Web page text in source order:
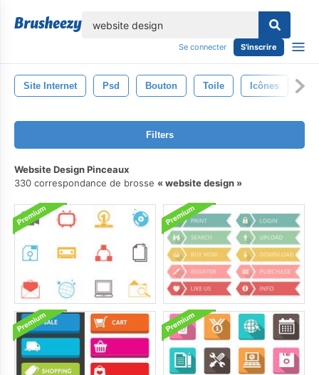
Se connecter S'inscrire
Site Internet Psd Bouton Toile Icônes
Filters
Website Design Pinceaux
330 correspondance de brosse
website design